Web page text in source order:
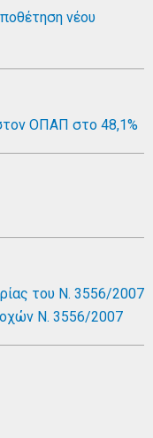
νέου
ΟΠΑΠ στο 48,1%
του Ν. 3556/2007
Ν. 3556/2007